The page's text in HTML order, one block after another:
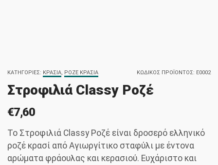
ΚΩΔΙΚΌΣ ΠΡΟΪΌΝΤΟΣ: E0002
ΚΑΤΗΓΟΡΊΕΣ: ΚΡΑΣΙΆ, ΡΟΖΈ ΚΡΑΣΙΆ
Στροφιλιά Classy Ροζέ
€7,60
Το Στροφιλιά Classy Ροζέ είναι δροσερό ελληνικό
ροζέ κρασί από Αγιωργίτικο σταφύλι με έντονα
αρώματα φράουλας και κερασιού. Ευχάριστο και